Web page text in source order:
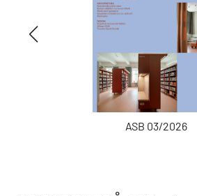
ASB 03/2026